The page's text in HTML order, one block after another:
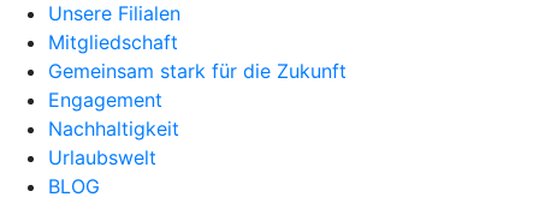
Unsere Filialen
Mitgliedschaft
Gemeinsam stark für die Zukunft
Engagement
Nachhaltigkeit
Urlaubswelt
BLOG